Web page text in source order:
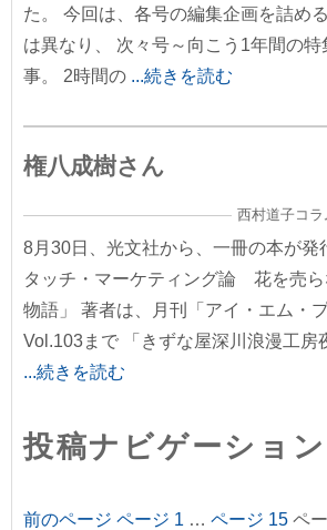
た。 今回は、各号の編集企画を詰め
は異なり、 次々号～向こう1年間の
事。 2時間の ...続きを読む
権八成樹さん
西村道子コ
8月30日、光文社から、一冊の本が発
タッチ・マーケティング論 花を売
物語」 著者は、月刊「アイ・エム・
Vol.103まで 「きずな屋深川浪漫工房
...続きを読む
投稿ナビゲーション
前のページ ページ 1 … ページ 15 ペ